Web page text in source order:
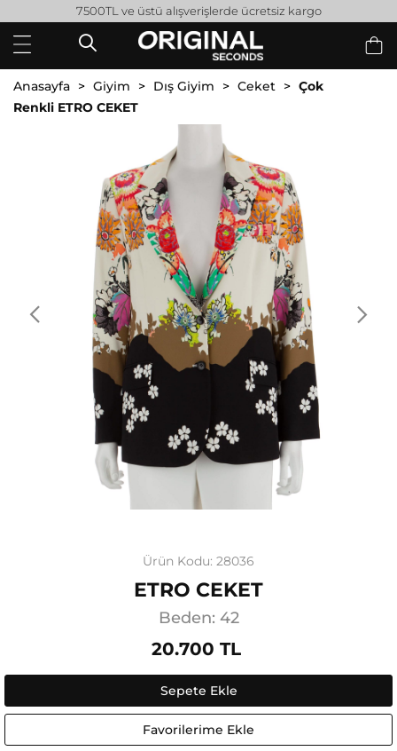
7500TL ve üstü alışverişlerde ücretsiz kargo
Anasayfa Giyim Dış Giyim Ceket
Çok
Renkli ETRO CEKET
Ürün Kodu: 28036
ETRO CEKET
Beden: 42
20.700 TL
Sepete Ekle
Favorilerime Ekle